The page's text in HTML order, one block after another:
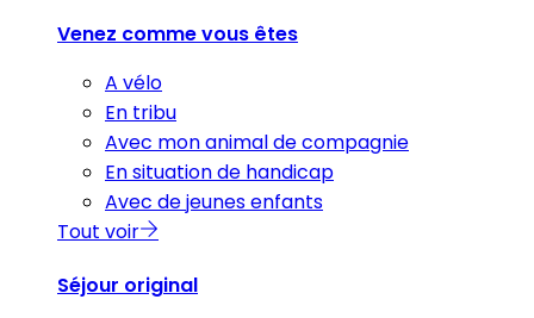
Venez comme vous êtes
A vélo
En tribu
Avec mon animal de compagnie
En situation de handicap
Avec de jeunes enfants
Tout voir
Séjour original